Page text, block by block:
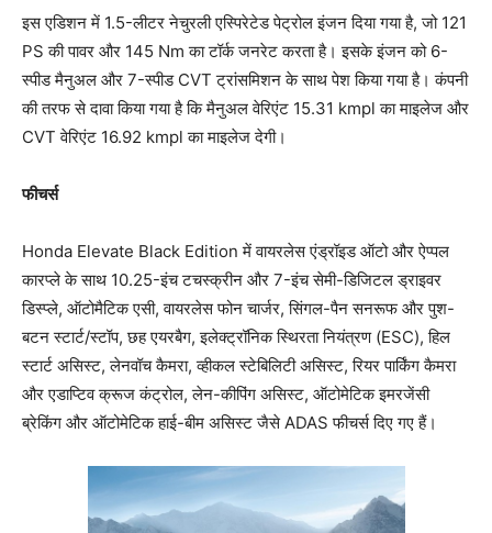
इस एडिशन में 1.5-लीटर नेचुरली एस्पिरेटेड पेट्रोल इंजन दिया गया है, जो 121
PS की पावर और 145 Nm का टॉर्क जनरेट करता है। इसके इंजन को 6-
स्पीड मैनुअल और 7-स्पीड CVT ट्रांसमिशन के साथ पेश किया गया है। कंपनी
की तरफ से दावा किया गया है कि मैनुअल वेरिएंट 15.31 kmpl का माइलेज और
CVT वेरिएंट 16.92 kmpl का माइलेज देगी।
फीचर्स
Honda Elevate Black Edition में वायरलेस एंड्रॉइड ऑटो और ऐप्पल
कारप्ले के साथ 10.25-इंच टचस्क्रीन और 7-इंच सेमी-डिजिटल ड्राइवर
डिस्प्ले, ऑटोमैटिक एसी, वायरलेस फोन चार्जर, सिंगल-पैन सनरूफ और पुश-
बटन स्टार्ट/स्टॉप, छह एयरबैग, इलेक्ट्रॉनिक स्थिरता नियंत्रण (ESC), हिल
स्टार्ट असिस्ट, लेनवॉच कैमरा, व्हीकल स्टेबिलिटी असिस्ट, रियर पार्किंग कैमरा
और एडाप्टिव क्रूज कंट्रोल, लेन-कीपिंग असिस्ट, ऑटोमेटिक इमरजेंसी
ब्रेकिंग और ऑटोमेटिक हाई-बीम असिस्ट जैसे ADAS फीचर्स दिए गए हैं।